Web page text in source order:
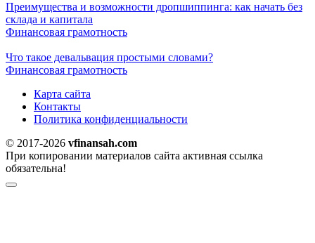
Преимущества и возможности дропшиппинга: как начать без
склада и капитала
Финансовая грамотность
Что такое девальвация простыми словами?
Финансовая грамотность
Карта сайта
Контакты
Политика конфиденциальности
© 2017-2026 vfinansah.com
При копировании материалов сайта активная ссылка
обязательна!